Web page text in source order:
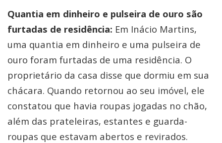
Quantia em dinheiro e pulseira de ouro são
furtadas de residência: Em Inácio Martins,
uma quantia em dinheiro e uma pulseira de
ouro foram furtadas de uma residência. O
proprietário da casa disse que dormiu em sua
chácara. Quando retornou ao seu imóvel, ele
constatou que havia roupas jogadas no chão,
além das prateleiras, estantes e guarda-
roupas que estavam abertos e revirados.